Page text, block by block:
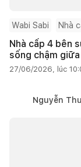
Wabi Sabi Nhà
Nhà cấp 4 bên
sống chậm
27/06/2026, lúc
Nguyễn